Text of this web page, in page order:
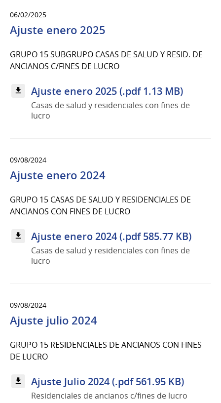
06/02/2025
Ajuste enero 2025
GRUPO 15 SUBGRUPO CASAS DE SALUD Y RESID. DE
ANCIANOS C/FINES DE LUCRO
Ajuste enero 2025 (.pdf 1.13 MB)
Casas de salud y residenciales con fines de
lucro
09/08/2024
Ajuste enero 2024
GRUPO 15 CASAS DE SALUD Y RESIDENCIALES DE
ANCIANOS CON FINES DE LUCRO
Ajuste enero 2024 (.pdf 585.77 KB)
Casas de salud y residenciales con fines de
lucro
09/08/2024
Ajuste julio 2024
GRUPO 15 RESIDENCIALES DE ANCIANOS CON FINES
DE LUCRO
Ajuste Julio 2024 (.pdf 561.95 KB)
Residenciales de ancianos c/fines de lucro